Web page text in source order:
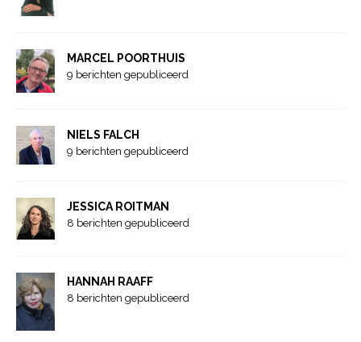
MARCEL POORTHUIS
9 berichten gepubliceerd
NIELS FALCH
9 berichten gepubliceerd
JESSICA ROITMAN
8 berichten gepubliceerd
HANNAH RAAFF
8 berichten gepubliceerd